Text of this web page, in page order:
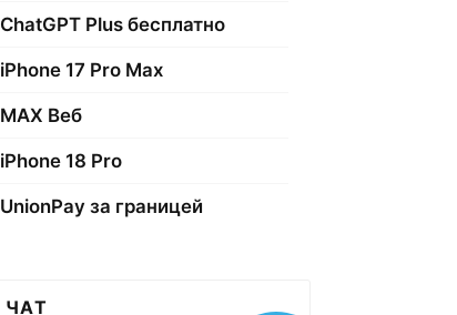
ChatGPT Plus бесплатно
iPhone 17 Pro Max
МАХ Веб
iPhone 18 Pro
UnionPay за границей
ЧАТ